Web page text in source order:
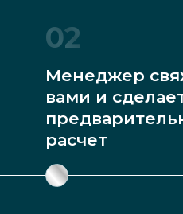
02
Менеджер
вами и
расчет